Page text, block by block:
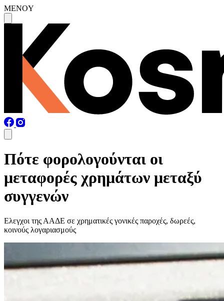
MENOY
Πότε φορολογούνται οι
μεταφορές χρημάτων μεταξύ
συγγενών
Ελεγχοι της ΑΑΔΕ σε χρηματικές γονικές παροχές, δωρεές,
κοινούς λογαριασμούς